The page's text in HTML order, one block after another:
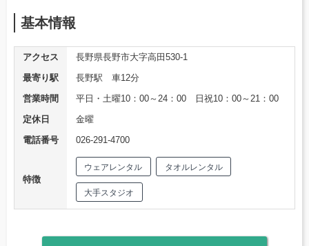
基本情報
アクセス
長野県長野市大字高田530-1
最寄り駅
長野駅 車12分
営業時間
平日・土曜10：00～24：00 日祝10：00～21：00
定休日
金曜
電話番号
026-291-4700
特徴
ウェアレンタル タオルレンタル
大手スタジオ